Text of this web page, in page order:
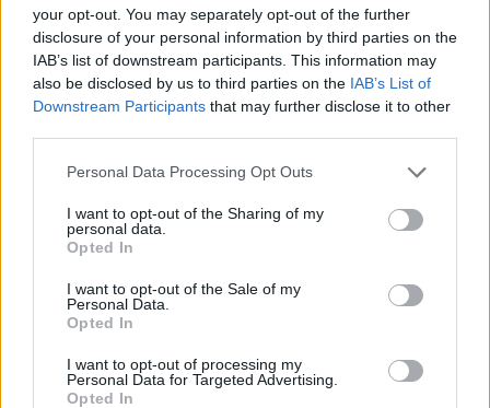
your opt-out. You may separately opt-out of the further
disclosure of your personal information by third parties on the
IAB’s list of downstream participants. This information may
also be disclosed by us to third parties on the IAB’s List of
Downstream Participants that may further disclose it to other
Personal Data Processing Opt Outs
I want to opt-out of the Sharing of my
personal data.
Opted In
I want to opt-out of the Sale of my
Personal Data.
Opted In
I want to opt-out of processing my
Personal Data for Targeted Advertising.
Opted In
Czy łuszczyca skóry głowy może mieć
związek z boreliozą lub wirusem EBV?
Od jakiegoś czasu zmagam się z łuszczycą
ktoś miał podobne doświadczenia? Czy te
łuszczycy?
Forum:Skóra
asia1234.
Witam czy ta zmiana to czerniak